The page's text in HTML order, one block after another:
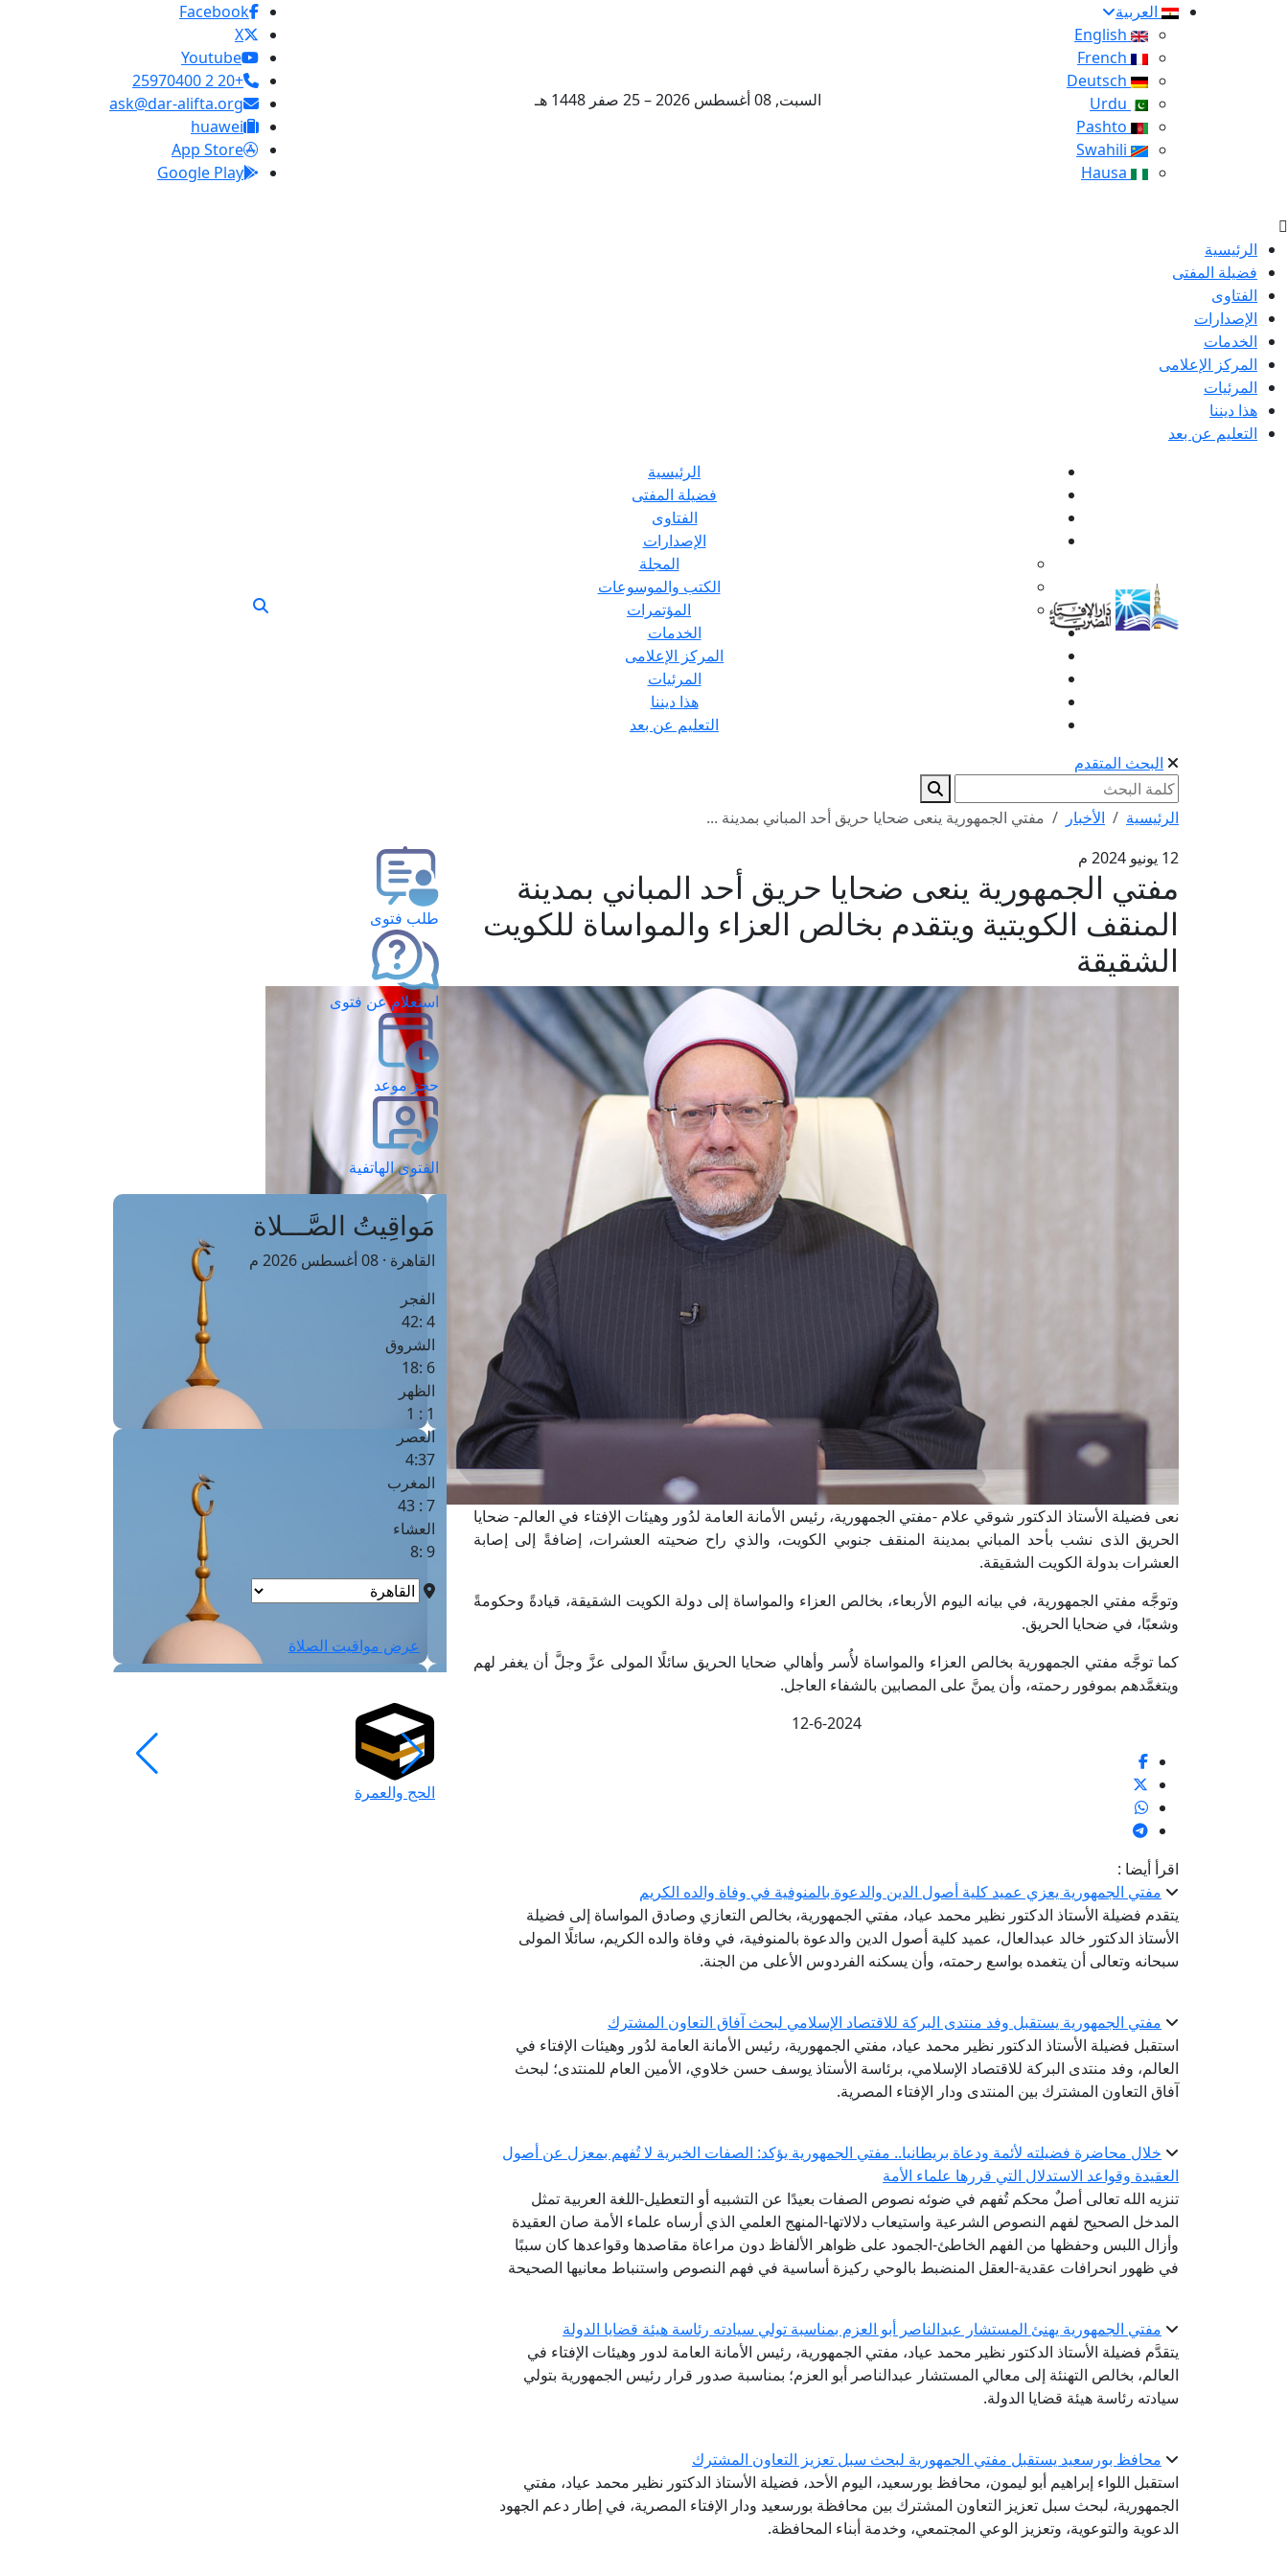
العربية
السبت, 08 أغسطس 2026 – 25 صفر 1448 هـ
Facebook
X
Youtube
+20 2 25970400
ask@dar-alifta.org
huawei
App Store
Google Play
الرئيسية
فضيلة المفتى
الفتاوى
الإصدارات
الخدمات
المركز الإعلامى
المرئيات
هذا ديننا
التعليم عن بعد
الرئيسية
فضيلة المفتى
الفتاوى
الإصدارات
المجلة
الكتب والموسوعات
المؤتمرات
الخدمات
المركز الإعلامى
المرئيات
هذا ديننا
التعليم عن بعد
البحث المتقدم
الرئيسية الأخبار
مفتي الجمهورية ينعى ضحايا حريق أحد المباني بمدينة ...
12 يونيو 2024 م
مفتي الجمهورية ينعى ضحايا حريق أحد المباني بمدينة
المنقف الكويتية ويتقدم بخالص العزاء والمواساة للكويت
الشقيقة
نعى فضيلة الأستاذ الدكتور شوقي علام -مفتي الجمهورية، رئيس الأمانة العامة لدُور وهيئات الإفتاء في العالم- ضحايا
الحريق الذى نشب بأحد المباني بمدينة المنقف جنوبي الكويت، والذي راح ضحيته العشرات، إضافةً إلى إصابة
العشرات بدولة الكويت الشقيقة.
وتوجَّه مفتي الجمهورية، في بيانه اليوم الأربعاء، بخالص العزاء والمواساة إلى دولة الكويت الشقيقة، قيادةً وحكومةً
وشعبًا، في ضحايا الحريق.
كما توجَّه مفتي الجمهورية بخالص العزاء والمواساة لأُسر وأهالي ضحايا الحريق سائلًا المولى عزَّ وجلَّ أن يغفر لهم
ويتغمَّدهم بموفور رحمته، وأن يمنَّ على المصابين بالشفاء العاجل.
12-6-2024
اقرأ أيضا :
مفتي الجمهورية يعزي عميد كلية أصول الدين والدعوة بالمنوفية في وفاة والده الكريم
يتقدم فضيلة الأستاذ الدكتور نظير محمد عياد، مفتي الجمهورية، بخالص التعازي وصادق المواساة إلى فضيلة
الأستاذ الدكتور خالد عبدالعال، عميد كلية أصول الدين والدعوة بالمنوفية، في وفاة والده الكريم، سائلًا المولى
سبحانه وتعالى أن يتغمده بواسع رحمته، وأن يسكنه الفردوس الأعلى من الجنة.
مفتي الجمهورية يستقبل وفد منتدى البركة للاقتصاد الإسلامي لبحث آفاق التعاون المشترك
استقبل فضيلة الأستاذ الدكتور نظير محمد عياد، مفتي الجمهورية، رئيس الأمانة العامة لدُور وهيئات الإفتاء في
العالم، وفد منتدى البركة للاقتصاد الإسلامي، برئاسة الأستاذ يوسف حسن خلاوي، الأمين العام للمنتدى؛ لبحث
آفاق التعاون المشترك بين المنتدى ودار الإفتاء المصرية.
خلال محاضرة فضيلته لأئمة ودعاة بريطانيا.. مفتي الجمهورية يؤكد: الصفات الخبرية لا تُفهم بمعزل عن أصول
العقيدة وقواعد الاستدلال التي قررها علماء الأمة
تنزيه الله تعالى أصلٌ محكم تُفهم في ضوئه نصوص الصفات بعيدًا عن التشبيه أو التعطيل-اللغة العربية تمثل
المدخل الصحيح لفهم النصوص الشرعية واستيعاب دلالاتها-المنهج العلمي الذي أرساه علماء الأمة صان العقيدة
وأزال اللبس وحفظها من الفهم الخاطئ-الجمود على ظواهر الألفاظ دون مراعاة مقاصدها وقواعدها كان سببًا
في ظهور انحرافات عقدية-العقل المنضبط بالوحي ركيزة أساسية في فهم النصوص واستنباط معانيها الصحيحة
مفتي الجمهورية يهنئ المستشار عبدالناصر أبو العزم بمناسبة تولي سيادته رئاسة هيئة قضايا الدولة
يتقدَّم فضيلة الأستاذ الدكتور نظير محمد عياد، مفتي الجمهورية، رئيس الأمانة العامة لدور وهيئات الإفتاء في
العالم، بخالص التهنئة إلى معالي المستشار عبدالناصر أبو العزم؛ بمناسبة صدور قرار رئيس الجمهورية بتولي
سيادته رئاسة هيئة قضايا الدولة.
محافظ بورسعيد يستقبل مفتي الجمهورية لبحث سبل تعزيز التعاون المشترك
استقبل اللواء إبراهيم أبو ليمون، محافظ بورسعيد، اليوم الأحد، فضيلة الأستاذ الدكتور نظير محمد عياد، مفتي
الجمهورية، لبحث سبل تعزيز التعاون المشترك بين محافظة بورسعيد ودار الإفتاء المصرية، في إطار دعم الجهود
الدعوية والتوعوية، وتعزيز الوعي المجتمعي، وخدمة أبناء المحافظة.
طلب فتوى
استعلام عن فتوى
حجز موعد
الفتوى الهاتفية
مَواقِيتُ الصَّـــلاة
القاهرة · 08 أغسطس 2026 م
الفجر
4 :42
الشروق
6 :18
الظهر
1 : 1
العصر
4:37
المغرب
7 : 43
العشاء
9 :8
عرض مواقيت الصلاة
الحج والعمرة